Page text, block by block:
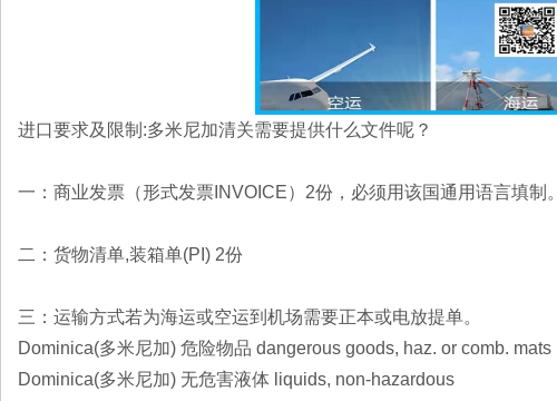
进口要求及限制:多米尼加清关需要提供什么文件呢？
一：商业发票（形式发票INVOICE）2份，必须用该国通用语言填制。
二：货物清单,装箱单(PI) 2份
三：运输方式若为海运或空运到机场需要正本或电放提单。
Dominica(多米尼加) 危险物品 dangerous goods, haz. or comb. mats
Dominica(多米尼加) 无危害液体 liquids, non-hazardous